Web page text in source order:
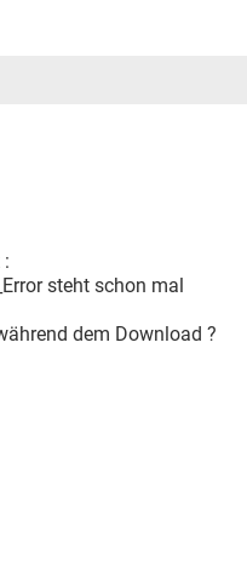
steht schon mal
dem Download ?